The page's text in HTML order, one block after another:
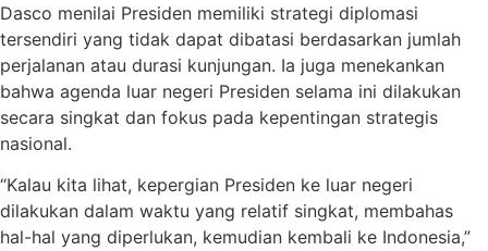
Dasco menilai Presiden memiliki strategi diplomasi
tersendiri yang tidak dapat dibatasi berdasarkan jumlah
perjalanan atau durasi kunjungan. Ia juga menekankan
bahwa agenda luar negeri Presiden selama ini dilakukan
secara singkat dan fokus pada kepentingan strategis
nasional.
“Kalau kita lihat, kepergian Presiden ke luar negeri
dilakukan dalam waktu yang relatif singkat, membahas
hal-hal yang diperlukan, kemudian kembali ke Indonesia,”